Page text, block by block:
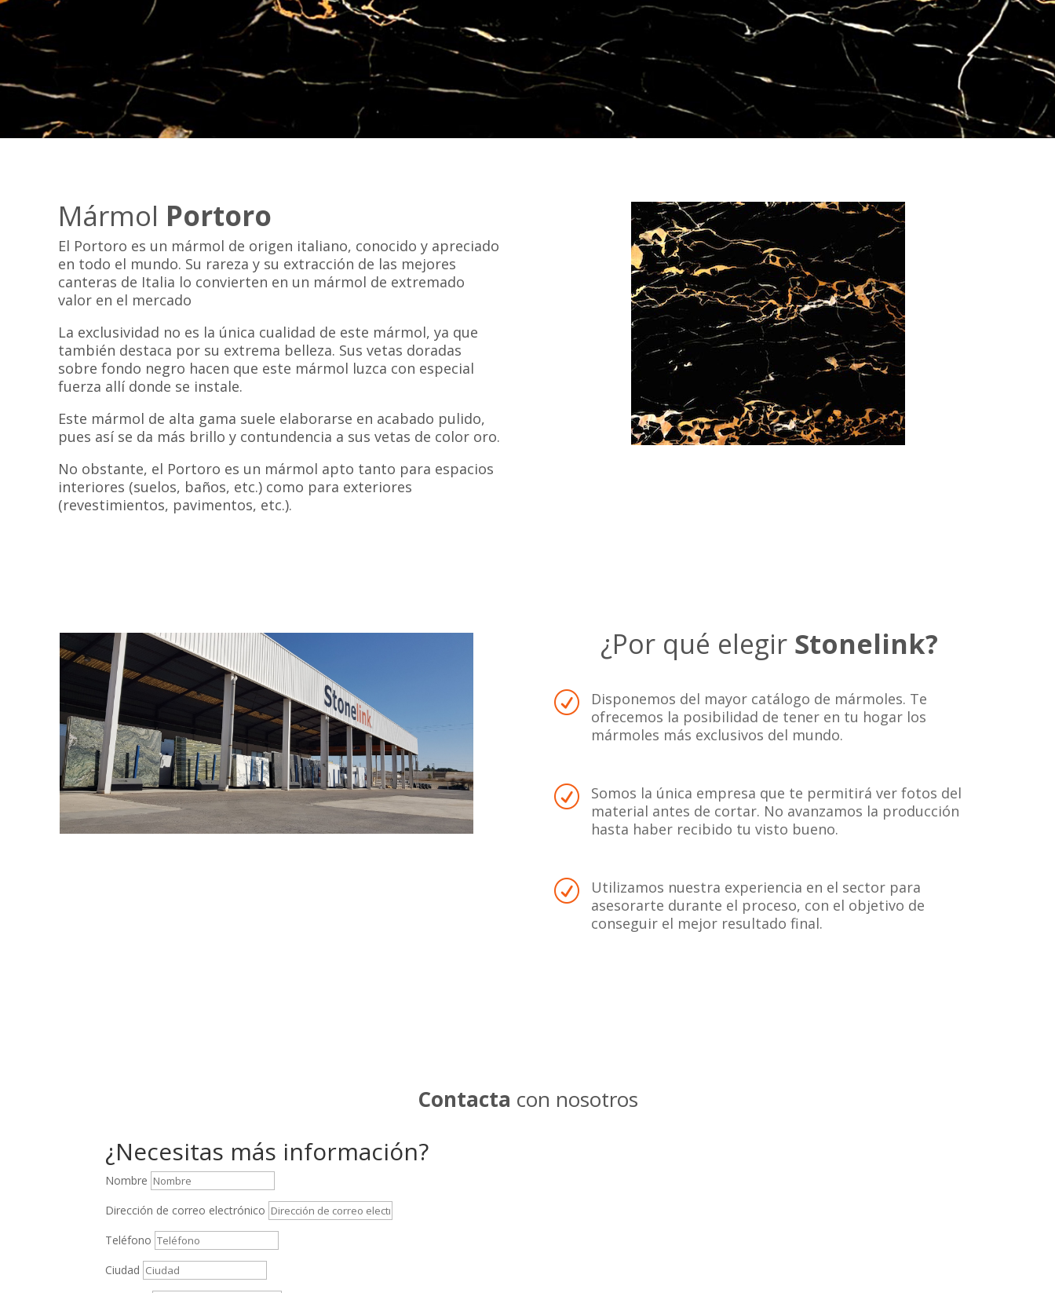
Mármol Portoro
El Portoro es un mármol de origen italiano, conocido y apreciado
en todo el mundo. Su rareza y su extracción de las mejores
canteras de Italia lo convierten en un mármol de extremado
valor en el mercado
La exclusividad no es la única cualidad de este mármol, ya que
también destaca por su extrema belleza. Sus vetas doradas
sobre fondo negro hacen que este mármol luzca con especial
fuerza allí donde se instale.
Este mármol de alta gama suele elaborarse en acabado pulido,
pues así se da más brillo y contundencia a sus vetas de color oro.
No obstante, el Portoro es un mármol apto tanto para espacios
interiores (suelos, baños, etc.) como para exteriores
(revestimientos, pavimentos, etc.).
¿Por qué elegir Stonelink?
R
Disponemos del mayor catálogo de mármoles. Te
ofrecemos la posibilidad de tener en tu hogar los
mármoles más exclusivos del mundo.
R
Somos la única empresa que te permitirá ver fotos del
material antes de cortar. No avanzamos la producción
hasta haber recibido tu visto bueno.
R
Utilizamos nuestra experiencia en el sector para
asesorarte durante el proceso, con el objetivo de
conseguir el mejor resultado final.
Contacta con nosotros
¿Necesitas más información?
Nombre
Dirección de correo electrónico
Teléfono
Ciudad